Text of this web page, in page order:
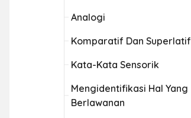
Analogi
Komparatif Dan Superlatif
Kata-Kata Sensorik
Mengidentifikasi Hal Yang
Berlawanan